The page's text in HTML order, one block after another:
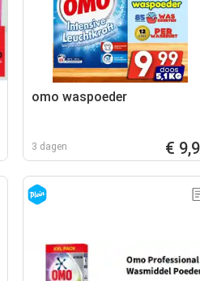
omo waspoeder
3 dagen €